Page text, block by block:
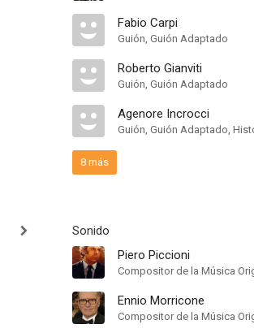
Fabio Carpi
Guión, Guión Adaptado
Roberto Gianviti
Guión, Guión Adaptado
Agenore Incrocci
Guión, Guión Adaptado,
8 más
Sonido
Piero Piccioni
Ennio Morricone
Compositor de la Música